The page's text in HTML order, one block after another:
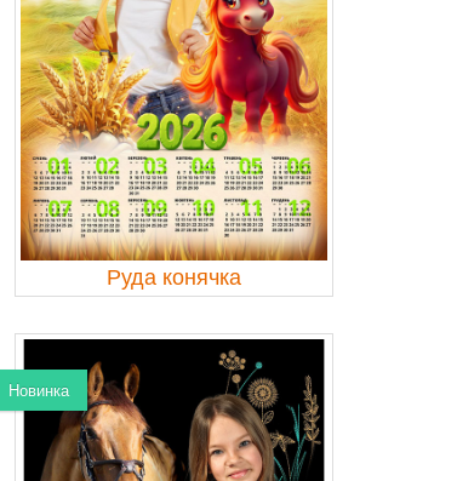
Руда конячка
Новинка